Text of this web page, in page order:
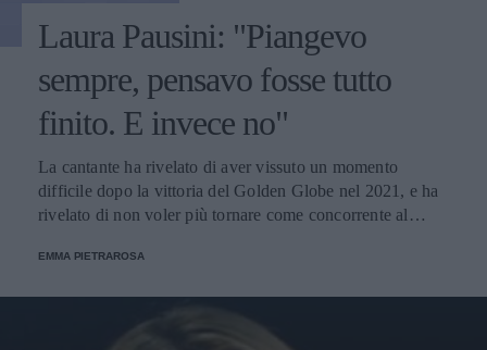
Laura Pausini: "Piangevo
sempre, pensavo fosse tutto
finito. E invece no"
La cantante ha rivelato di aver vissuto un momento
difficile dopo la vittoria del Golden Globe nel 2021, e ha
rivelato di non voler più tornare come concorrente al
EMMA PIETRAROSA